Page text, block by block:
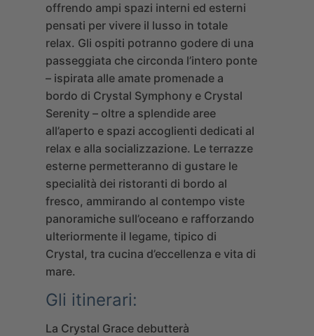
offrendo ampi spazi interni ed esterni
pensati per vivere il lusso in totale
relax. Gli ospiti potranno godere di una
passeggiata che circonda l’intero ponte
– ispirata alle amate promenade a
bordo di Crystal Symphony e Crystal
Serenity – oltre a splendide aree
all’aperto e spazi accoglienti dedicati al
relax e alla socializzazione. Le terrazze
esterne permetteranno di gustare le
specialità dei ristoranti di bordo al
fresco, ammirando al contempo viste
panoramiche sull’oceano e rafforzando
ulteriormente il legame, tipico di
Crystal, tra cucina d’eccellenza e vita di
mare.
Gli itinerari:
La Crystal Grace debutterà